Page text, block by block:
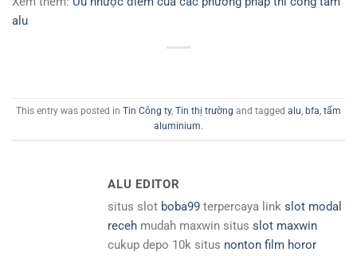
alu
This entry was posted in Tin Công ty, Tin thị trường and tagged alu bfa tấm
aluminium.
ALU EDITOR
situs slot boba99 terpercaya link slot modal
receh mudah maxwin situs slot maxwin
cukup depo 10k situs nonton film horor